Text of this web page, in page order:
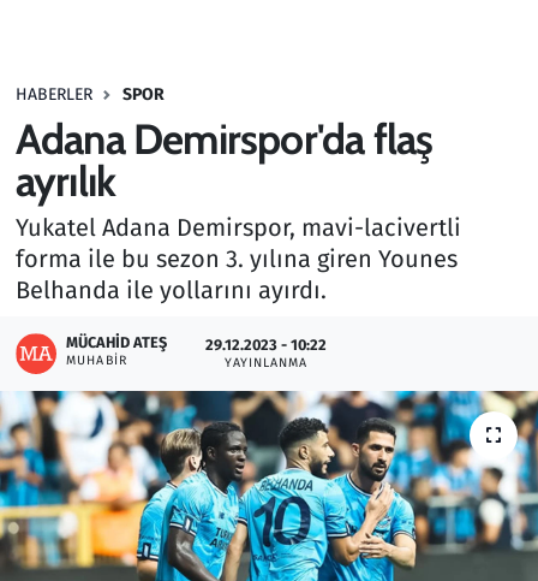
HABERLER SPOR
Adana Demirspor'da flaş
ayrılık
Yukatel Adana Demirspor, mavi-lacivertli
forma ile bu sezon 3. yılına giren Younes
Belhanda ile yollarını ayırdı.
MÜCAHID ATEŞ
MUHABIR
29.12.2023 - 10:22
YAYINLANMA
Haber
Kültür Sanat
Kurumsal Haberler
Lezzet Durağı
Memur ve Kamu
Otomobil
Oyun
Ramazan